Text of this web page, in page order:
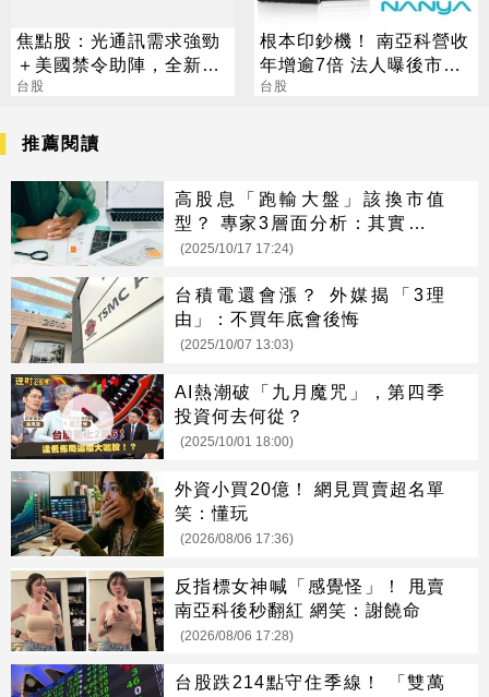
焦點股：光通訊需求強勁
＋美國禁令助陣，全新H2
營運看俏，營收逐季攀升
台股
根本印鈔機！ 南亞科營收
年增逾7倍 法人曝後市觀
察4指標
台股
推薦閱讀
高股息「跑輸大盤」該換市值
型？ 專家3層面分析：其實沒有
輸
(2025/10/17 17:24)
台積電還會漲？ 外媒揭「3理
由」：不買年底會後悔
(2025/10/07 13:03)
AI熱潮破「九月魔咒」，第四季
投資何去何從？
(2025/10/01 18:00)
外資小買20億！ 網見買賣超名單
笑：懂玩
(2026/08/06 17:36)
反指標女神喊「感覺怪」！ 甩賣
南亞科後秒翻紅 網笑：謝饒命
(2026/08/06 17:28)
台股跌214點守住季線！ 「雙萬